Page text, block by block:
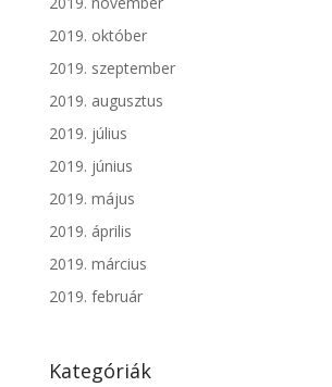
2019. október
2019. szeptember
2019. augusztus
2019. július
2019. június
2019. május
2019. április
2019. március
2019. február
Kategóriák